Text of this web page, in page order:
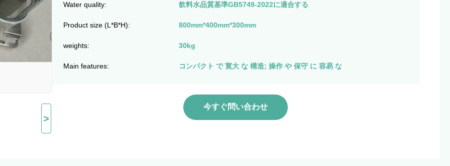
>
Water quality: 飲料水品質基準GB5749-2022に適合する
Product size (L*B*H): 800mm*400mm*300mm
weights: 30kg
Main features: コンパクト で 寛大 な 構造; 操作 や 保守 に 容易 な
今すぐ問い合わせ